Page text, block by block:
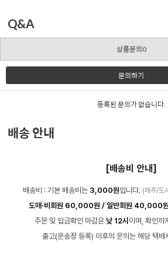
Q&A
상품문의0
문의하기
등록된 문의가 없습니다.
배송 안내
[배송비 안내]
배송비 : 기본 배송비는 3,000원입니다. (제주/도
도매·비회원 60,000원 / 일반회원 40,000원
주문 및 입금확인 마감은 낮 12시 이며, 확인까
출고(운송장 등록) 이후의 문의는 해당 택배